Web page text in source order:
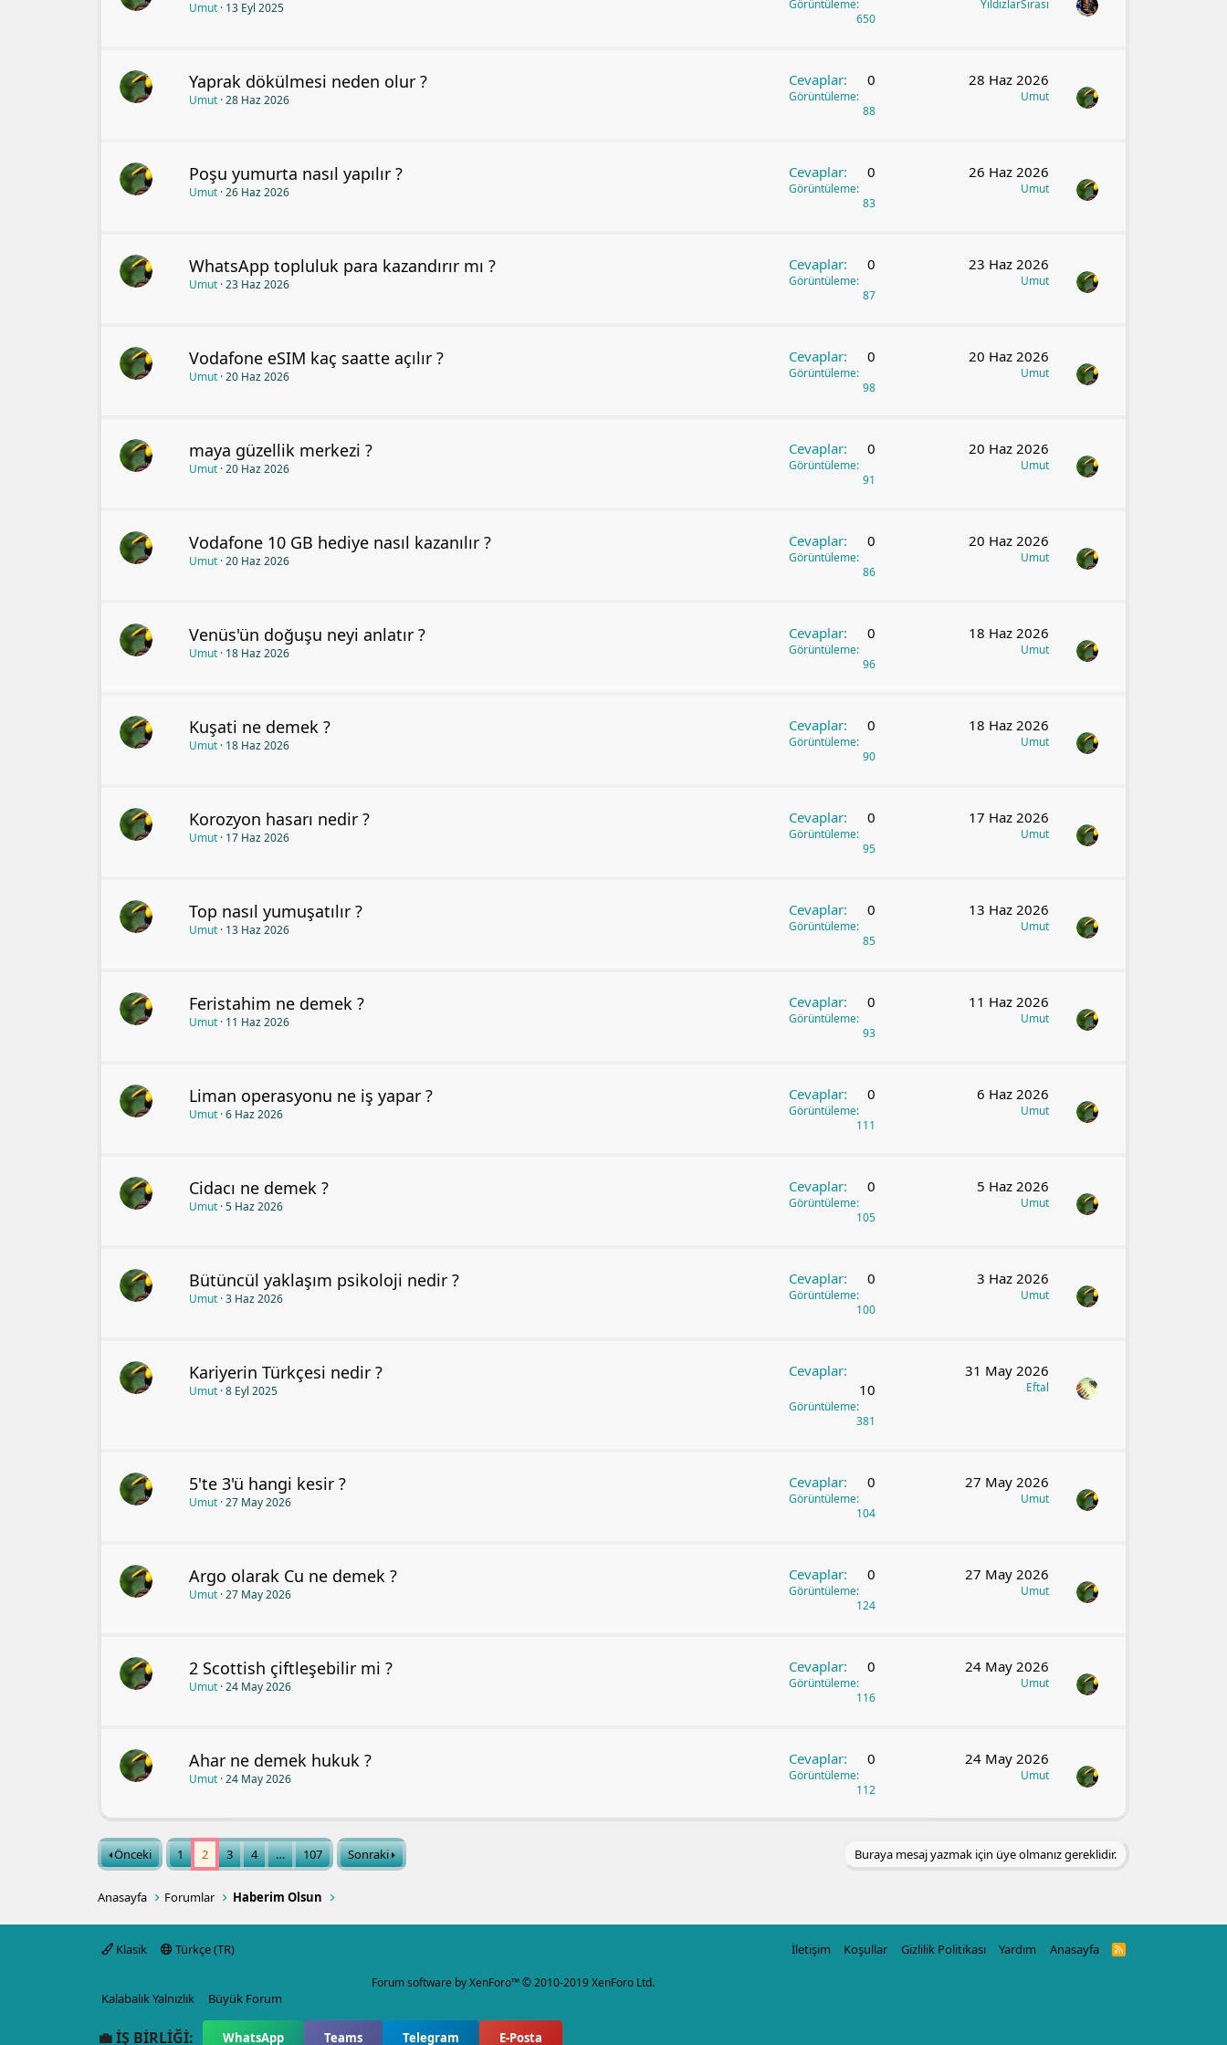
Umut 13 Eyl 2025
Görüntüleme
650
YildizlarSirasi
Yaprak dökülmesi neden olur ?
Umut 28 Haz 2026
Cevaplar 0
Görüntüleme
88
28 Haz 2026
Umut
Poşu yumurta nasıl yapılır ?
Umut 26 Haz 2026
Cevaplar 0
Görüntüleme
83
26 Haz 2026
Umut
WhatsApp topluluk para kazandırır mı ?
Umut 23 Haz 2026
Cevaplar 0
Görüntüleme
87
23 Haz 2026
Umut
Vodafone eSIM kaç saatte açılır ?
Umut 20 Haz 2026
Cevaplar 0
Görüntüleme
98
20 Haz 2026
Umut
maya güzellik merkezi ?
Umut 20 Haz 2026
Cevaplar 0
Görüntüleme
91
20 Haz 2026
Umut
Vodafone 10 GB hediye nasıl kazanılır ?
Umut 20 Haz 2026
Cevaplar 0
Görüntüleme
86
20 Haz 2026
Umut
Venüs'ün doğuşu neyi anlatır ?
Umut 18 Haz 2026
Cevaplar 0
Görüntüleme
96
18 Haz 2026
Umut
Kuşati ne demek ?
Umut 18 Haz 2026
Cevaplar 0
Görüntüleme
90
18 Haz 2026
Umut
Korozyon hasarı nedir ?
Umut 17 Haz 2026
Cevaplar 0
Görüntüleme
95
17 Haz 2026
Umut
Top nasıl yumuşatılır ?
Umut 13 Haz 2026
Cevaplar 0
Görüntüleme
85
13 Haz 2026
Umut
Feristahim ne demek ?
Umut 11 Haz 2026
Cevaplar 0
Görüntüleme
93
11 Haz 2026
Umut
Liman operasyonu ne iş yapar ?
Umut 6 Haz 2026
Cevaplar 0
Görüntüleme
111
6 Haz 2026
Umut
Cidacı ne demek ?
Umut 5 Haz 2026
Cevaplar 0
Görüntüleme
105
5 Haz 2026
Umut
Bütüncül yaklaşım psikoloji nedir ?
Umut 3 Haz 2026
Cevaplar 0
Görüntüleme
100
3 Haz 2026
Umut
Kariyerin Türkçesi nedir ?
Umut 8 Eyl 2025
Cevaplar
10
Görüntüleme
381
31 May 2026
Eftal
5'te 3'ü hangi kesir ?
Umut 27 May 2026
Cevaplar 0
Görüntüleme
104
27 May 2026
Umut
Argo olarak Cu ne demek ?
Umut 27 May 2026
Cevaplar 0
Görüntüleme
124
27 May 2026
Umut
2 Scottish çiftleşebilir mi ?
Umut 24 May 2026
Cevaplar 0
Görüntüleme
116
24 May 2026
Umut
Ahar ne demek hukuk ?
Umut 24 May 2026
Cevaplar 0
Görüntüleme
112
24 May 2026
Umut
Önceki 1 2 3 4 … 107 Sonraki Buraya mesaj yazmak için üye olmanız gereklidir.
Anasayfa Forumlar Haberim Olsun
Klasik Türkçe (TR) İletişim Koşullar Gizlilik Politikası Yardım Anasayfa
R
Forum software by XenForo™© 2010-2019 XenForo Ltd.
Kalabalık Yalnızlık Büyük Forum
💼 İŞ BİRLİĞİ: WhatsApp Teams Telegram E-Posta